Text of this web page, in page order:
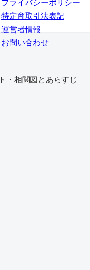
プライバシーポリシー
特定商取引法表記
運営者情報
お問い合わせ
・相関図とあらすじ